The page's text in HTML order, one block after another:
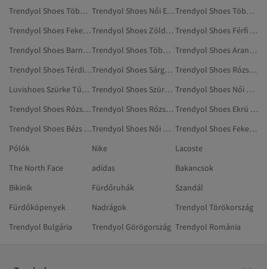
Trendyol Shoes Többszínű Alacsony Sarkú Cipő
Trendyol Shoes Női Edzőcipők
Trendyol Shoes Többszínű Nyaksálak
Trendyol Shoes Fekete Nyaksálak
Trendyol Shoes Zöld Válltáskák
Trendyol Shoes Férfi Cipők
Trendyol Shoes Barna Alacsony Sarkú Cipő
Trendyol Shoes Többszínű Tűsarkúk
Trendyol Shoes Aranyszínű Tartozékok
Trendyol Shoes Térdig Érő Csizma
Trendyol Shoes Sárga Válltáskák
Trendyol Shoes Rózsaszín Tartozékok
Luvishoes Szürke Tűsarkúk
Trendyol Shoes Szürke Övek És Nadrágtartók
Trendyol Shoes Női Mule
Trendyol Shoes Rózsaszín Sminktáskák
Trendyol Shoes Rózsaszín Smink
Trendyol Shoes Ekrü Tartozékok
Trendyol Shoes Bézs Alacsony Sarkú Cipő
Trendyol Shoes Női Cipők
Trendyol Shoes Fekete Térdig Érő Csizma
Pólók
Nike
Lacoste
The North Face
adidas
Bakancsok
Bikinik
Fürdőruhák
Szandál
Fürdőköpenyek
Nadrágok
Trendyol Törökország
Trendyol Bulgária
Trendyol Görögország Trendyol Románia